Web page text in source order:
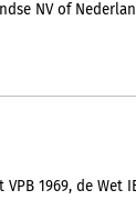
NV of
1969, de Wet